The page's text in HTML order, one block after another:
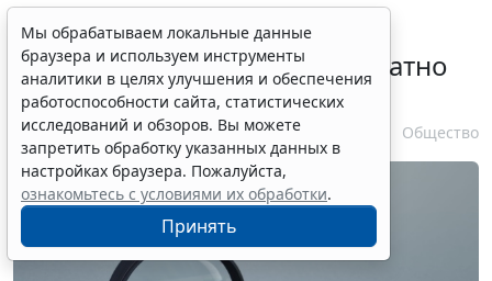
Временное удостоверение
личности оформляется бесплатно
при утрате паспорта
7 августа 2026 17:55 Общество
Мы обрабатываем локальные данные
браузера и используем инструменты
аналитики в целях улучшения и обеспечения
работоспособности сайта, статистических
исследований и обзоров. Вы можете
запретить обработку указанных данных в
настройках браузера. Пожалуйста,
ознакомьтесь с условиями их обработки.
Принять